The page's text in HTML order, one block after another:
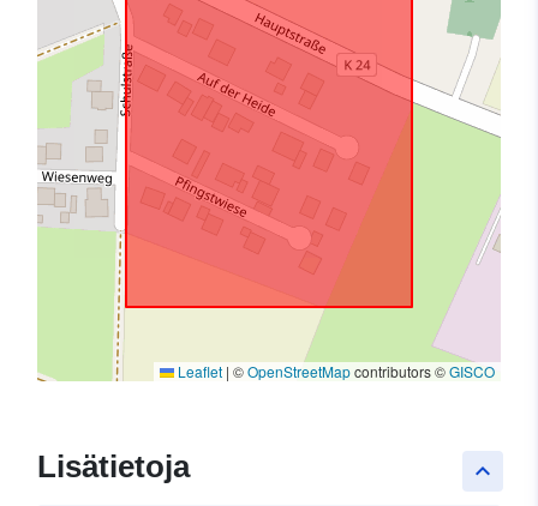
Leaflet | ©OpenStreetMapcontributors ©GISCO
keyboard_arrow_up
Lisätietoja